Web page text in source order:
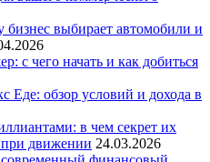
выбирает автомобили и
с чего начать и как добиться
Еде: обзор условий и дохода в
в чем секрет их
при движении 24.03.2026